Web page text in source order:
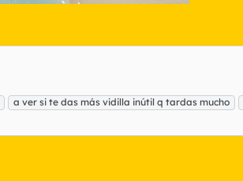
a ver si te das más vidilla inútil q tardas mucho